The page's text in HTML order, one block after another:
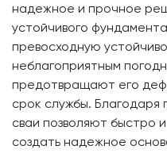
надежное и прочное
устойчивого
превосходную
неблагоприятным
предотвращают его
срок службы.
сваи позволяют быстро
создать надежное